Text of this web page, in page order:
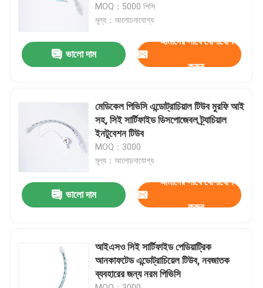
আমাদের সম্পর্কে
মান নিয়ন্ত্রণ
আমাদের সাথে যোগাযোগ করুন
খবর
উদ্ধৃতির জন্য আবেদন
MOQ：5000 পিসি
মূল্য：আলোচনাযোগ্য
ভালো দাম
আমাদের সাথে যোগাযোগ
করুন
মেডিকেল পিভিসি এন্ডোট্রাচিয়াল টিউব মুরফি আই
সহ, সিই সার্টিফাইড ডিসপোজেবল ট্র্যাচিয়াল
ইনটুবেশন টিউব
MOQ：3000
মূল্য：আলোচনাযোগ্য
ভালো দাম
আমাদের সাথে যোগাযোগ
করুন
আইএসও সিই সার্টিফাইড পেডিয়াট্রিক
আনকাফটেড এন্ডোট্রাচিয়েল টিউব, নবজাতক
ব্যবহারের জন্য নরম পিভিসি